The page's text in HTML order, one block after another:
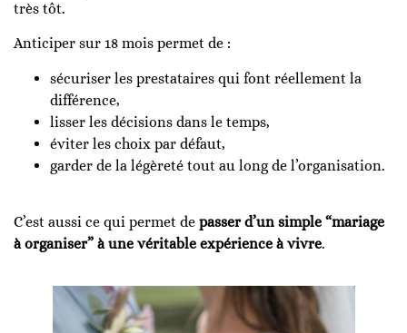
très tôt.
Anticiper sur 18 mois permet de :
sécuriser les prestataires qui font réellement la
différence,
lisser les décisions dans le temps,
éviter les choix par défaut,
garder de la légèreté tout au long de l’organisation.
C’est aussi ce qui permet de passer d’un simple “mariage
à organiser” à une véritable expérience à vivre.